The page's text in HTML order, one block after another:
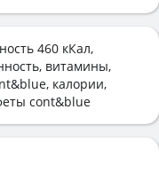
460 кКал,
витамины,
калории,
cont&blue